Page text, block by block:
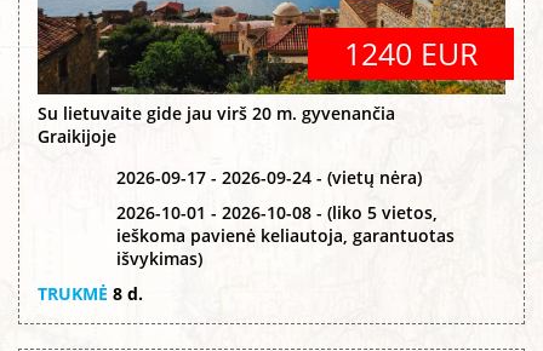
1240 EUR
Su lietuvaite gide jau virš 20 m. gyvenančia
Graikijoje
2026-09-17 - 2026-09-24 - (vietų nėra)
2026-10-01 - 2026-10-08 - (liko 5 vietos,
ieškoma pavienė keliautoja, garantuotas
išvykimas)
TRUKMĖ 8 d.